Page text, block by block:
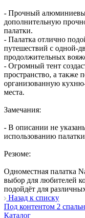
- Прочный
дополнительную
палатки.
- Палатка отлично
путешествий с одной-
продолжительных
- Огромный тент
пространство, а также
организованную
места.
Замечания:
- В описании не
использованию
Резюме:
Одноместная палатка
выбор для любителей
подойдёт для
Назад к списку
Под контентом 2
Каталог